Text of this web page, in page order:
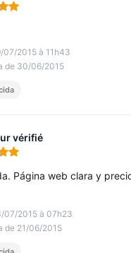
5
07/2015 à 11h43
de 30/06/2015
vérifié
5
07/2015 à 07h23
de 21/06/2015
Página web clara y